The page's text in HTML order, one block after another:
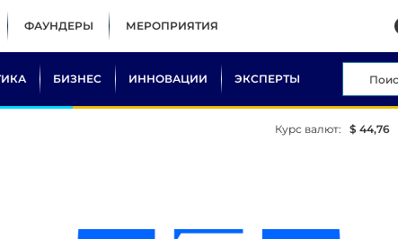
ФАУНДЕРЫ МЕРОПРИЯТИЯ
БИЗНЕС ИННОВАЦИИ ЭКСПЕРТЫ
Курс валют: $ 44,76